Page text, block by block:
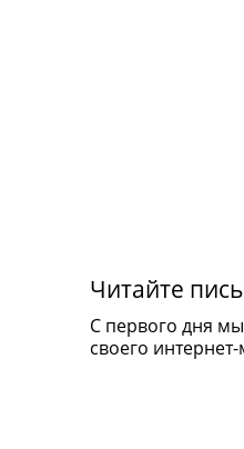
Читайте
С первого дня
своего